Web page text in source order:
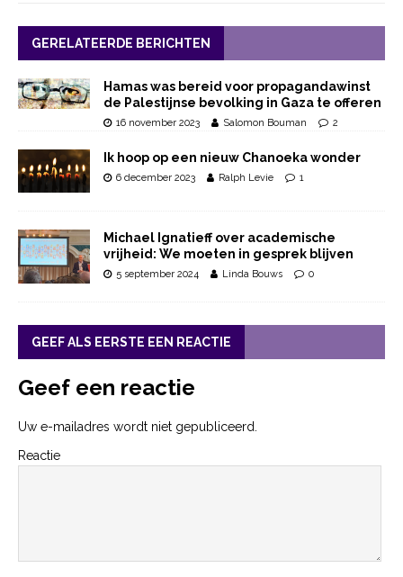
GERELATEERDE BERICHTEN
Hamas was bereid voor propagandawinst
de Palestijnse bevolking in Gaza te offeren
16 november 2023 Salomon Bouman 2
Ik hoop op een nieuw Chanoeka wonder
6 december 2023 Ralph Levie 1
Michael Ignatieff over academische
vrijheid: We moeten in gesprek blijven
5 september 2024 Linda Bouws 0
GEEF ALS EERSTE EEN REACTIE
Geef een reactie
Uw e-mailadres wordt niet gepubliceerd.
Reactie